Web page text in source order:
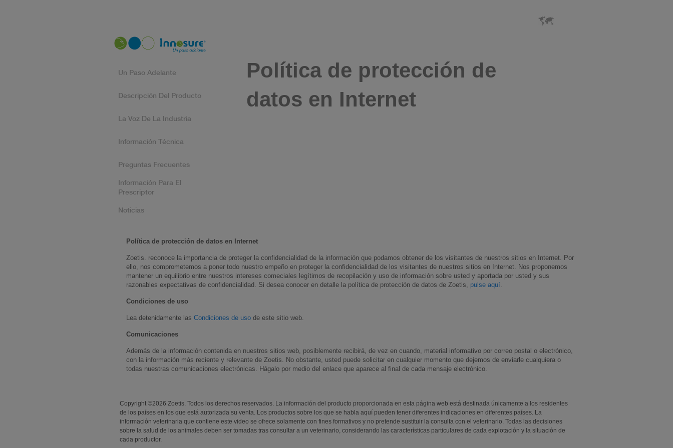
Un Paso Adelante
Descripción Del Producto
La Voz De La Industria
Información Técnica
Preguntas Frecuentes
Información Para El
Prescriptor
Noticias
Política de protección de
datos en Internet
Política de protección de datos en Internet
Zoetis. reconoce la importancia de proteger la confidencialidad de la información que podamos obtener de los visitantes de nuestros sitios en Internet. Por
ello, nos comprometemos a poner todo nuestro empeño en proteger la confidencialidad de los visitantes de nuestros sitios en Internet. Nos proponemos
mantener un equilibrio entre nuestros intereses comeciales legítimos de recopilación y uso de información sobre usted y aportada por usted y sus
razonables expectativas de confidencialidad. Si desea conocer en detalle la política de protección de datos de Zoetis, pulse aquí
Condiciones de uso
Lea detenidamente las Condiciones de uso de este sitio web.
Comunicaciones
Además de la información contenida en nuestros sitios web, posiblemente recibirá, de vez en cuando, material informativo por correo postal o electrónico,
con la información más reciente y relevante de Zoetis. No obstante, usted puede solicitar en cualquier momento que dejemos de enviarle cualquiera o
todas nuestras comunicaciones electrónicas. Hágalo por medio del enlace que aparece al final de cada mensaje electrónico.
Copyright ©2026 Zoetis. Todos los derechos reservados. La información del producto proporcionada en esta página web está destinada únicamente a los residentes
de los países en los que está autorizada su venta. Los productos sobre los que se habla aquí pueden tener diferentes indicaciones en diferentes países. La
información veterinaria que contiene este video se ofrece solamente con fines formativos y no pretende sustituir la consulta con el veterinario. Todas las decisiones
sobre la salud de los animales deben ser tomadas tras consultar a un veterinario, considerando las características particulares de cada explotación y la situación de
cada productor.